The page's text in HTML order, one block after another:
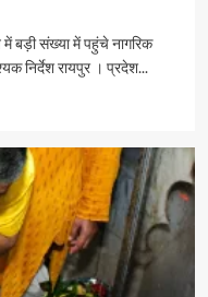
बड़ी संख्या में पहुंचे नागरिक
निर्देश रायपुर । प्रदेश...